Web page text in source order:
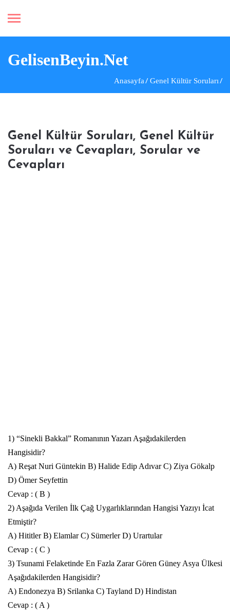
GelisenBeyin.Net
Anasayfa Genel Kültür Soruları
Genel Kültür Soruları, Genel Kültür
Soruları ve Cevapları, Sorular ve
Cevapları
1) “Sinekli Bakkal” Romanının Yazarı Aşağıdakilerden
Hangisidir?
A) Reşat Nuri Güntekin B) Halide Edip Adıvar C) Ziya Gökalp
D) Ömer Seyfettin
Cevap : ( B )
2) Aşağıda Verilen İlk Çağ Uygarlıklarından Hangisi Yazıyı İcat
Etmiştir?
A) Hititler B) Elamlar C) Sümerler D) Urartular
Cevap : ( C )
3) Tsunami Felaketinde En Fazla Zarar Gören Güney Asya Ülkesi
Aşağıdakilerden Hangisidir?
A) Endonezya B) Srilanka C) Tayland D) Hindistan
Cevap : ( A )